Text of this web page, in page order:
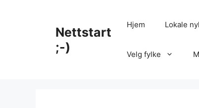
Nettstart
;-)
Hjem Lokale
Velg fylke